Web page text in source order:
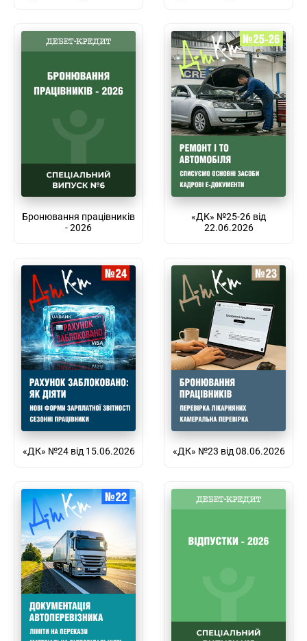
Бронювання працівників
- 2026
«ДК» №25-26 від
22.06.2026
«ДК» №24 від 15.06.2026 «ДК» №23 від 08.06.2026